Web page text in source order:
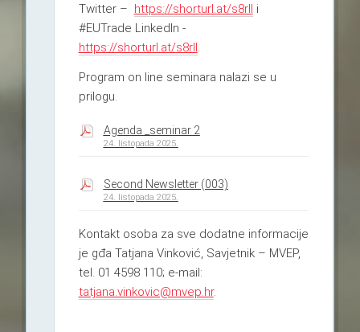
Twitter – https://shorturl.at/s8rlI i
#EUTrade LinkedIn -
https://shorturl.at/s8rlI.
Program on line seminara nalazi se u
prilogu.
Agenda _seminar 2
24. listopada 2025.
Second Newsletter (003)
24. listopada 2025.
Kontakt osoba za sve dodatne informacije
je gđa Tatjana Vinković, Savjetnik – MVEP,
tel. 01 4598 110; e-mail:
tatjana.vinkovic@mvep.hr.